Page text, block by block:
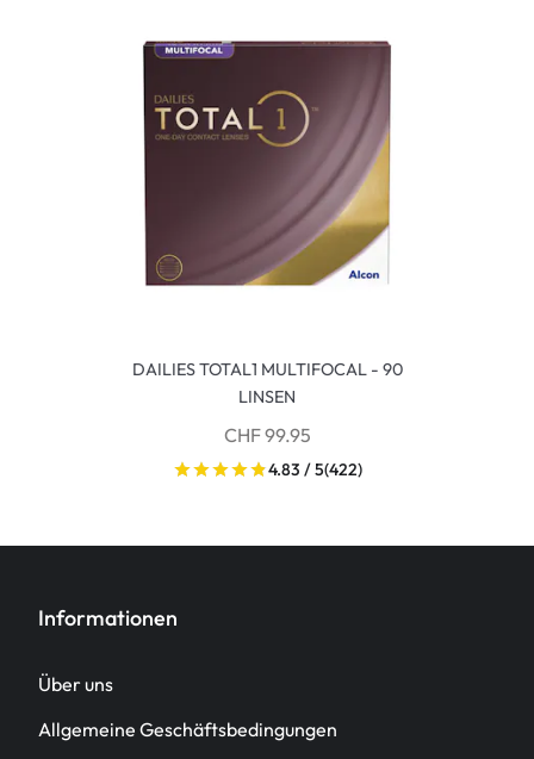
DAILIES TOTAL1 MULTIFOCAL - 90
LINSEN
CHF 99.95
4.83 / 5(422)
Informationen
Über uns
Allgemeine Geschäftsbedingungen